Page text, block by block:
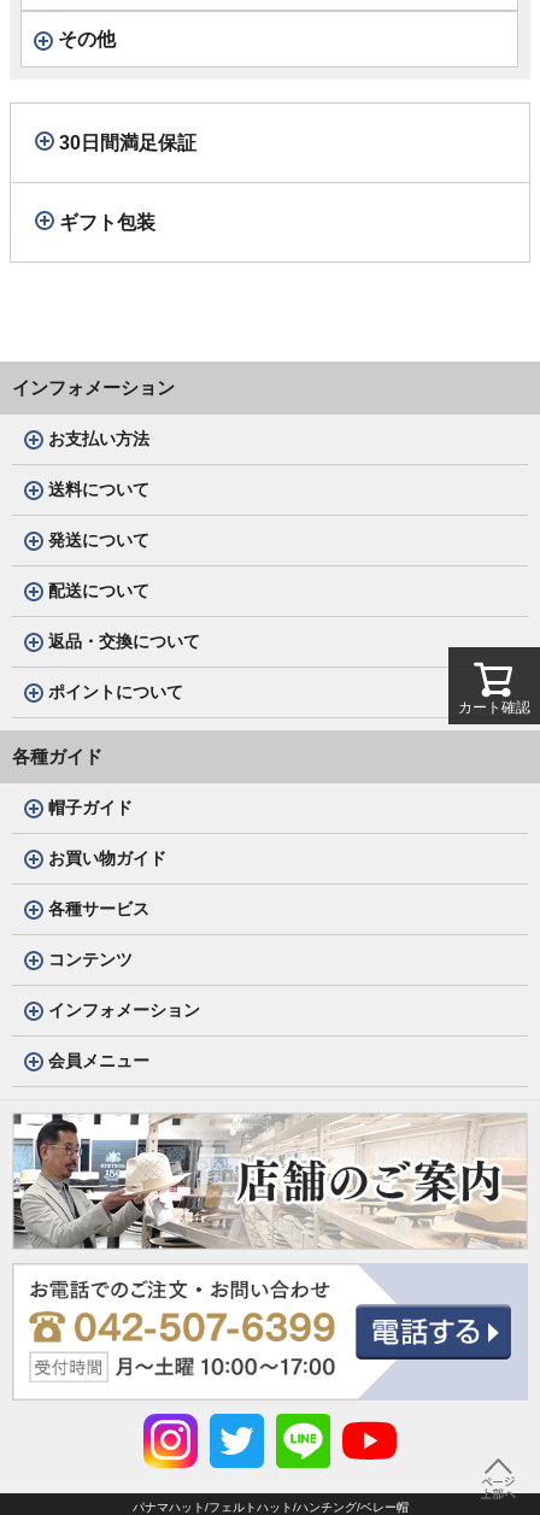
その他
30日間満足保証
ギフト包装
インフォメーション
お支払い方法
送料について
発送について
配送について
返品・交換について
ポイントについて
各種ガイド
帽子ガイド
お買い物ガイド
各種サービス
コンテンツ
インフォメーション
会員メニュー
パナマハット/フェルトハット/ハンチング/ベレー帽
カート確認